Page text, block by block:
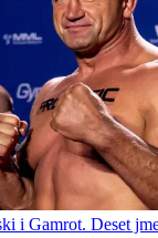
i Gamrot. Deset